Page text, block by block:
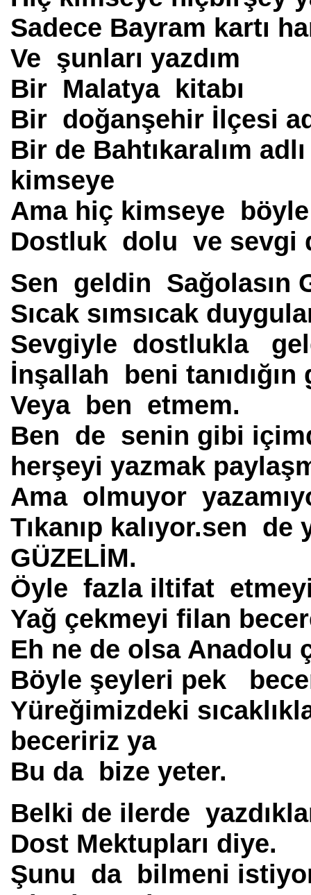
Sadece Bayram kartı
Ve şunları yazdım
Bir Malatya kitabı
Bir doğanşehir İlçesi
Bir de Bahtıkaralım
kimseye
Ama hiç kimseye
Dostluk dolu ve sevgi
Sen geldin Sağolasın
Sıcak sımsıcak
Sevgiyle dostlukla
İnşallah beni
Veya ben etmem.
Ben de senin gibi
herşeyi yazmak
Ama olmuyor
Tıkanıp kalıyor.sen
GÜZELİM.
Öyle fazla iltifat
Yağ çekmeyi filan
Eh ne de olsa Anadolu
Böyle şeyleri pek
Yüreğimizdeki
beceririz ya
Bu da bize yeter.
Belki de ilerde
Dost Mektupları diye.
Şunu da bilmeni